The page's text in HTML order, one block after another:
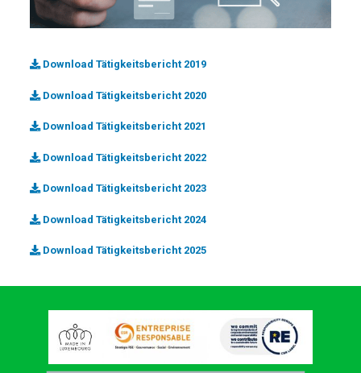
Download Tätigkeitsbericht 2019
Download Tätigkeitsbericht 2020
Download Tätigkeitsbericht 2021
Download Tätigkeitsbericht 2022
Download Tätigkeitsbericht 2023
Download Tätigkeitsbericht 2024
Download Tätigkeitsbericht 2025